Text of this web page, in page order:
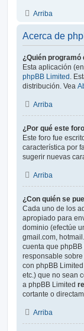
Arriba
Acerca de
¿Quién programó
Esta aplicación
phpBB Limited .
distribución. Vea
Arriba
¿Por qué este
Este foro fue
característica por
sugerir nuevas
Arriba
¿Con quién se
Cada uno de los
apropiado para
dominio (efectúe
gmail.com,
cuenta que phpBB
responsable
con phpBB
etc.) que no sean
a phpBB Limited
cortante o
Arriba